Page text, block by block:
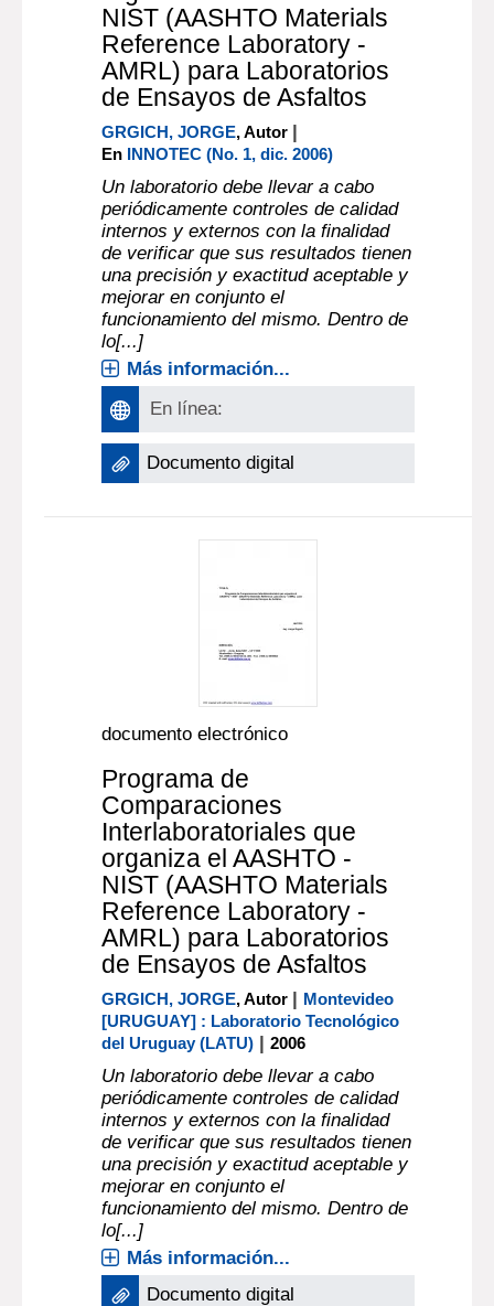
NIST (AASHTO Materials
Reference Laboratory -
AMRL) para Laboratorios
de Ensayos de Asfaltos
GRGICH, JORGE, Autor |
En INNOTEC (No. 1, dic. 2006)
Un laboratorio debe llevar a cabo
periódicamente controles de calidad
internos y externos con la finalidad
de verificar que sus resultados tienen
una precisión y exactitud aceptable y
mejorar en conjunto el
funcionamiento del mismo. Dentro de
lo[...]
Más información...
En línea:
Documento digital
documento electrónico
Programa de
Comparaciones
Interlaboratoriales que
organiza el AASHTO -
NIST (AASHTO Materials
Reference Laboratory -
AMRL) para Laboratorios
de Ensayos de Asfaltos
GRGICH, JORGE, Autor | Montevideo
[URUGUAY] : Laboratorio Tecnológico
del Uruguay (LATU) |2006
Un laboratorio debe llevar a cabo
periódicamente controles de calidad
internos y externos con la finalidad
de verificar que sus resultados tienen
una precisión y exactitud aceptable y
mejorar en conjunto el
funcionamiento del mismo. Dentro de
lo[...]
Más información...
Documento digital